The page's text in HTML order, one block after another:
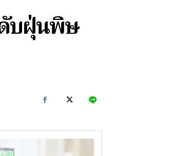
บฝุ่นพิษ